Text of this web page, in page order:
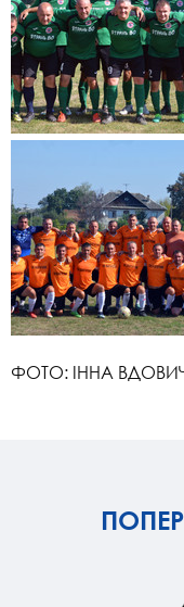
ФОТО: ІННА